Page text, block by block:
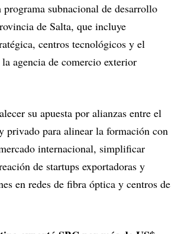
subnacional de desarrollo
de Salta, que incluye
centros tecnológicos y el
agencia de comercio exterior
su apuesta por alianzas entre el
privado para alinear la formación con
internacional, simplificar
de startups exportadoras y
en redes de fibra óptica y centros de